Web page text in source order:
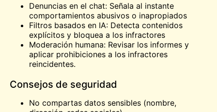
Denuncias en el chat: Señala al instante
comportamientos abusivos o inapropiados
Filtros basados en IA: Detecta contenidos
explícitos y bloquea a los infractores
Moderación humana: Revisar los informes y
aplicar prohibiciones a los infractores
reincidentes.
Consejos de seguridad
No compartas datos sensibles (nombre,